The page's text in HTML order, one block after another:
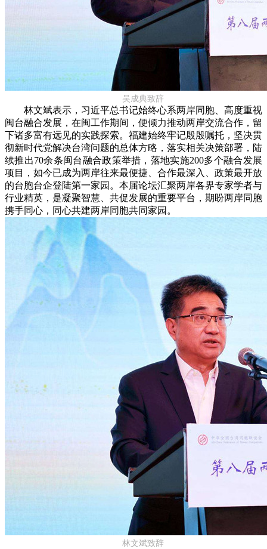
吴成典致辞
林文斌表示，习近平总书记始终心系两岸同胞、高度重视
闽台融合发展，在闽工作期间，便倾力推动两岸交流合作，留
下诸多富有远见的实践探索。福建始终牢记殷殷嘱托，坚决贯
彻新时代党解决台湾问题的总体方略，落实相关决策部署，陆
续推出70余条闽台融合政策举措，落地实施200多个融合发展
项目，如今已成为两岸往来最便捷、合作最深入、政策最开放
的台胞台企登陆第一家园。本届论坛汇聚两岸各界专家学者与
行业精英，是凝聚智慧、共促发展的重要平台，期盼两岸同胞
携手同心，同心共建两岸同胞共同家园。
林文斌致辞